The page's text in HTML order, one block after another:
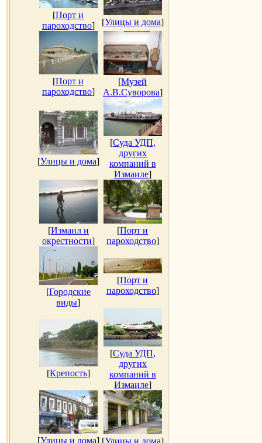
[Порт и
пароходство] [Улицы и дома]
[Порт и
пароходство]
[Музей
А.В.Суворова]
[Улицы и дома]
[Суда УДП,
других
компаний в
Измаиле]
[Измаил и
окрестности]
[Порт и
пароходство]
[Городские
виды]
[Порт и
пароходство]
[Крепость]
[Суда УДП,
других
компаний в
Измаиле]
[Улицы и дома] [Улицы и дома]